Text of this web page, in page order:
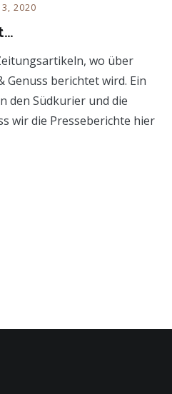
2020
wo über
Genuss berichtet wird. Ein
den Südkurier und die
wir die Presseberichte hier